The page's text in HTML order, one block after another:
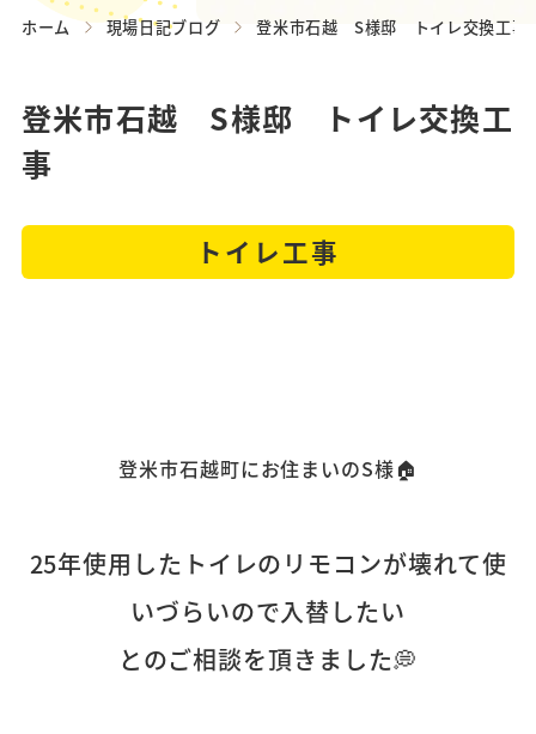
ホーム 現場日記ブログ 登米市石越 S様邸 トイレ交換工事
登米市石越 S様邸 トイレ交換工
事
トイレ工事
登米市石越町にお住まいのS様🏠
25年使用したトイレのリモコンが壊れて使
いづらいので入替したい
とのご相談を頂きました💭